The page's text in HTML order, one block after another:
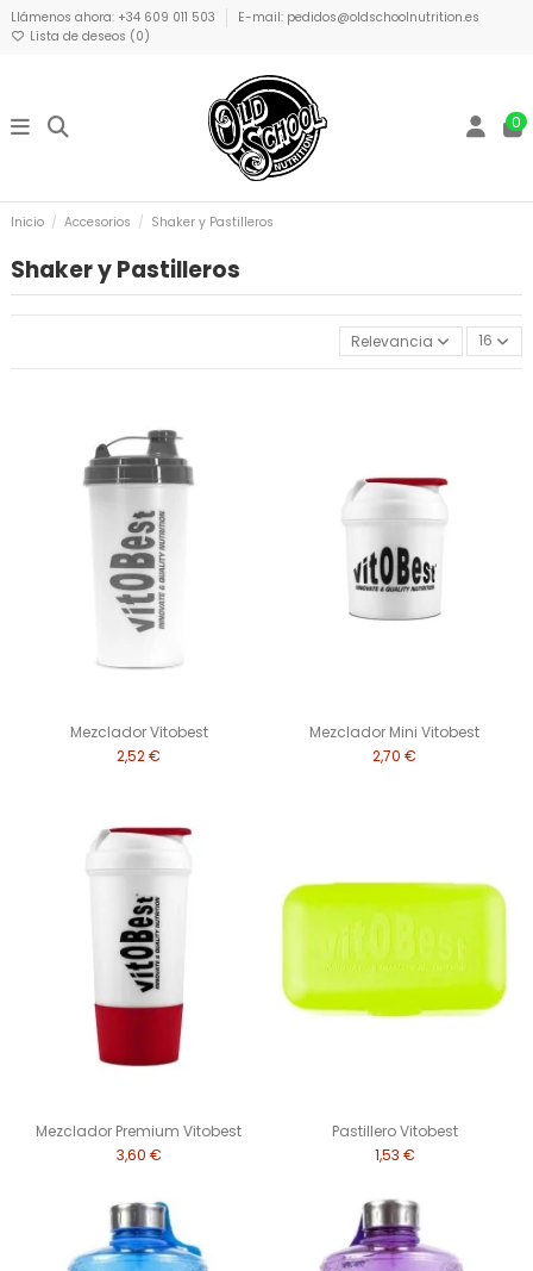
Llámenos ahora: +34 609 011 503
E-mail: pedidos@oldschoolnutrition.es
Lista de deseos (0)
0
Inicio Accesorios Shaker y Pastilleros
Shaker y Pastilleros
Relevancia 16
Mezclador Vitobest
2,52 €
Mezclador Mini Vitobest
2,70 €
Mezclador Premium Vitobest
3,60 €
Pastillero Vitobest
1,53 €